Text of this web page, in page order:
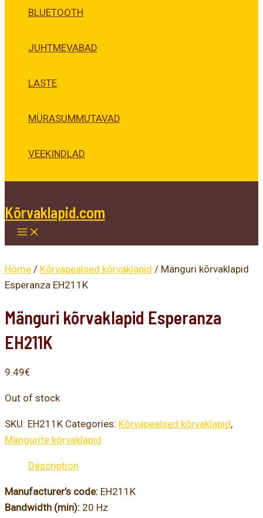
BLUETOOTH
JUHTMEVABAD
LASTE
MÜRASUMMUTAVAD
VEEKINDLAD
Kõrvaklapid.com
Home / Kõrvapealsed kõrvaklapid / Mänguri kõrvaklapid
Esperanza EH211K
Mänguri kõrvaklapid Esperanza
EH211K
9.49€
Out of stock
SKU: EH211K Categories: Kõrvapealsed kõrvaklapid,
Mängurite kõrvaklapid
Description
Manufacturer’s code: EH211K
Bandwidth (min): 20 Hz